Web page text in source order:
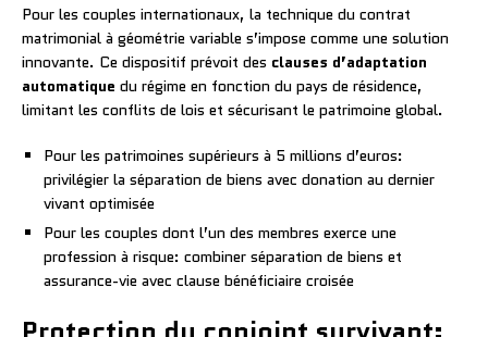
Pour les couples internationaux, la technique du contrat
matrimonial à géométrie variable s’impose comme une solution
innovante. Ce dispositif prévoit des clauses d’adaptation
automatique du régime en fonction du pays de résidence,
limitant les conflits de lois et sécurisant le patrimoine global.
Pour les patrimoines supérieurs à 5 millions d’euros:
privilégier la séparation de biens avec donation au dernier
vivant optimisée
Pour les couples dont l’un des membres exerce une
profession à risque: combiner séparation de biens et
assurance-vie avec clause bénéficiaire croisée